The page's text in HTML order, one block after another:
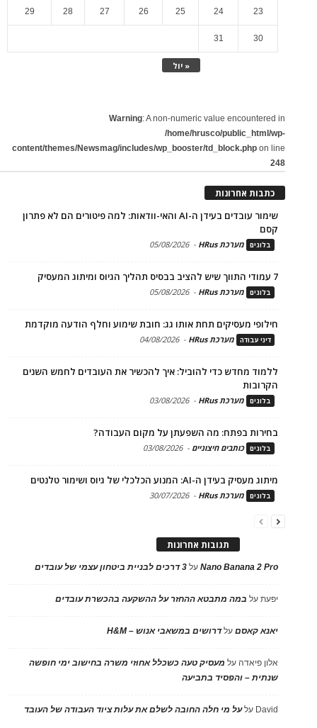
« יול
23
24
25
26
27
28
29
30
31
Warning: A non-numeric value encountered in
/home/hrusco/public_html/wp-
content/themes/Newsmag/includes/wp_booster/td_block.php on line
248
כתבות אחרונות
שימור עובדים בעידן ה-AI והאי-וודאות: למה פיטורים הם לא פתרון
קסם
בלוגים מערכת HRus -
05/08/2026
7 עמודי התווך שיש להציב בבסיס תהליך הגיוס ומיתוג המעסיק
בלוגים מערכת HRus -
05/08/2026
חילופי מעסיקים תחת אותו גג: חובת שימוע וחלף הודעה מוקדמת
דיני עבודה מערכת HRus -
04/08/2026
ללמוד מחדש כדי להוביל: איך להכשיר את העובדים לחמש השנים
הקרובות
בלוגים מערכת HRus -
03/08/2026
בחירות בפתח: מה השפעתן על מקום העבודה?
בלוגים כותבים חיצוניים -
03/08/2026
מיתוג מעסיק בעידן ה-AI: המנוע הכלכלי של גיוס ושימור טלנטים
בלוגים מערכת HRus -
30/07/2026
תגובות אחרונות
Nano Banana 2 Proעל 3 דרכים לבניית ביטחון עצמי של עובדים
יפעתעל במה מתבטא ההחזר על ההשקעה בהכשרת עובדים
יאנא קאסםעלדרושים במשאבי אנוש – H&M
אלון פיאדה על מעסיק טעה כשכלל אחוזי משרה בחישוב ימי חופשה
שנתית – והפסיד בתביעה
David עלעל מי חלה החובה לשלם את עלות ציוד העבודה של העובד